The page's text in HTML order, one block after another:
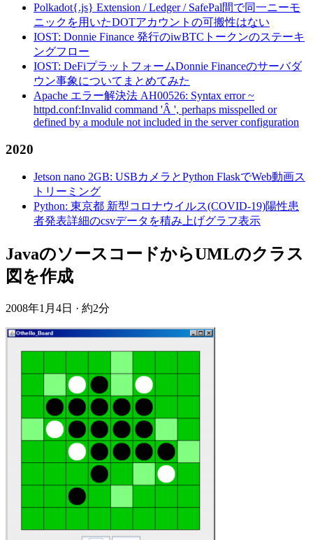
Polkadot{.js} Extension / Ledger / SafePal間で同一ニーモ
ニックを用いたDOTアカウントの可搬性はない
IOST: Donnie Finance 発行のiwBTCトークンのステーキ
ングフロー
IOST: DeFiプラットフォームDonnie Financeのサーバダ
ウン事象についてまとめてみた
Apache エラー解決法 AH00526: Syntax error ~
httpd.conf:Invalid command 'Â ', perhaps misspelled or
defined by a module not included in the server configuration
2020
Jetson nano 2GB: USBカメラとPython FlaskでWeb動画ス
トリーミング
Python: 東京都 新型コロナウイルス(COVID-19)陽性患
者発表詳細のcsvデータを積み上げグラフ表示
JavaのソースコードからUMLのクラス
図を作成
2008年1月4日 · 約2分